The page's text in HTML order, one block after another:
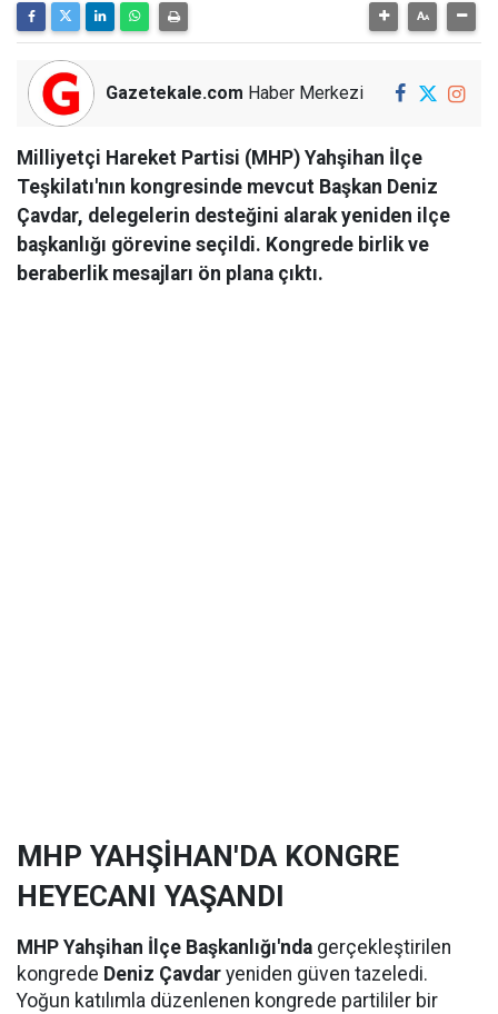
Gazetekale.com Haber Merkezi
Milliyetçi Hareket Partisi (MHP) Yahşihan İlçe
Teşkilatı'nın kongresinde mevcut Başkan Deniz
Çavdar, delegelerin desteğini alarak yeniden ilçe
başkanlığı görevine seçildi. Kongrede birlik ve
beraberlik mesajları ön plana çıktı.
MHP YAHŞİHAN'DA KONGRE
HEYECANI YAŞANDI
MHP Yahşihan İlçe Başkanlığı'nda gerçekleştirilen
kongrede Deniz Çavdar yeniden güven tazeledi.
Yoğun katılımla düzenlenen kongrede partililer bir